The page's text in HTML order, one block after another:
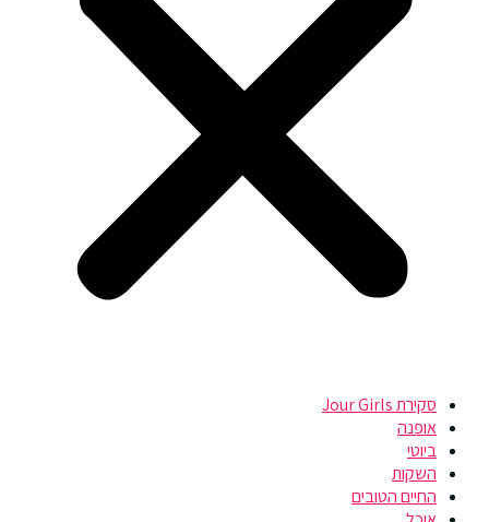
סקירת Jour Girls
אופנה
ביוטי
השקות
החיים הטובים